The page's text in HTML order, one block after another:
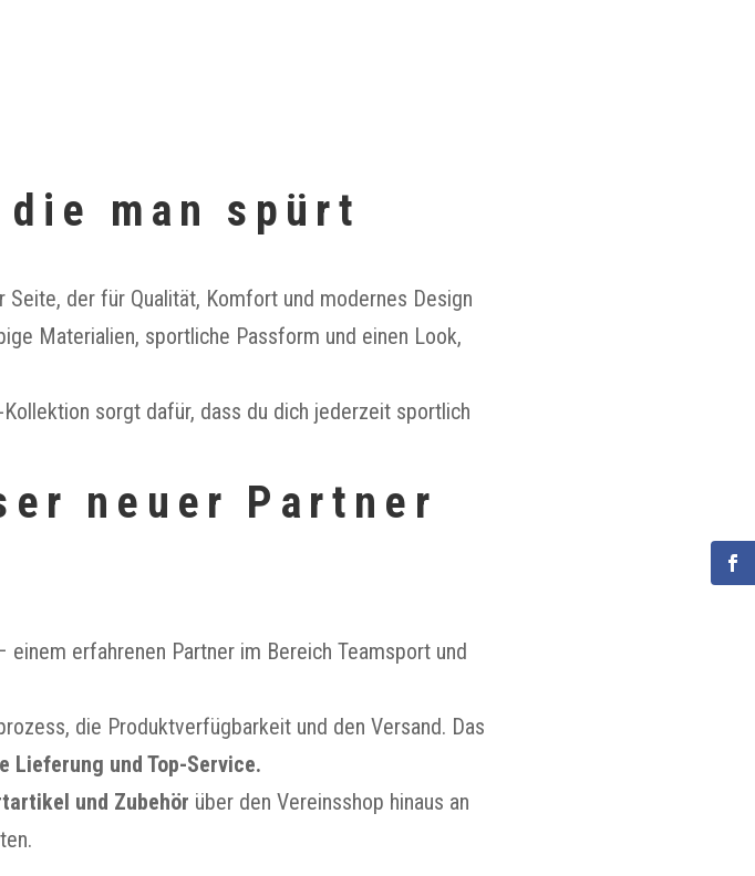
man spürt
der für Qualität, Komfort und modernes Design
Materialien, sportliche Passform und einen Look,
sorgt dafür, dass du dich jederzeit sportlich
neuer Partner
erfahrenen Partner im Bereich Teamsport und
die Produktverfügbarkeit und den Versand. Das
Lieferung und Top-Service.
und Zubehör über den Vereinsshop hinaus an